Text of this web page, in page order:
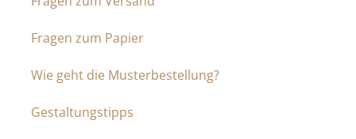
Fragen zum Papier
Wie geht die Musterbestellung?
Gestaltungstipps